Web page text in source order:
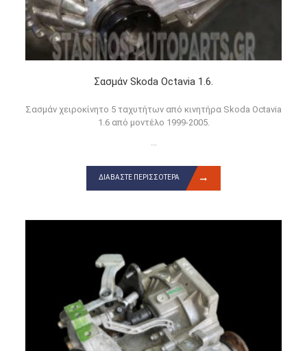
Σασμάν Skoda Octavia 1.6.
Σασμάν χειροκίνητο 5 ταχυτήτων από κινητήρα Skoda Octavia
1.6 από μοντέλο 1999-2005.
...
ΔΙΑΒΆΣΤΕ ΠΕΡΙΣΣΌΤΕΡΑ